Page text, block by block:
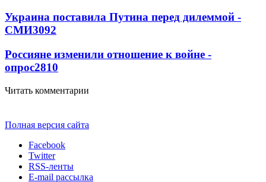
Украина поставила Путина перед дилеммой -
СМИ3092
Россияне изменили отношение к войне -
опрос2810
Читать комментарии
Полная версия сайта
Facebook
Twitter
RSS-ленты
E-mail рассылка